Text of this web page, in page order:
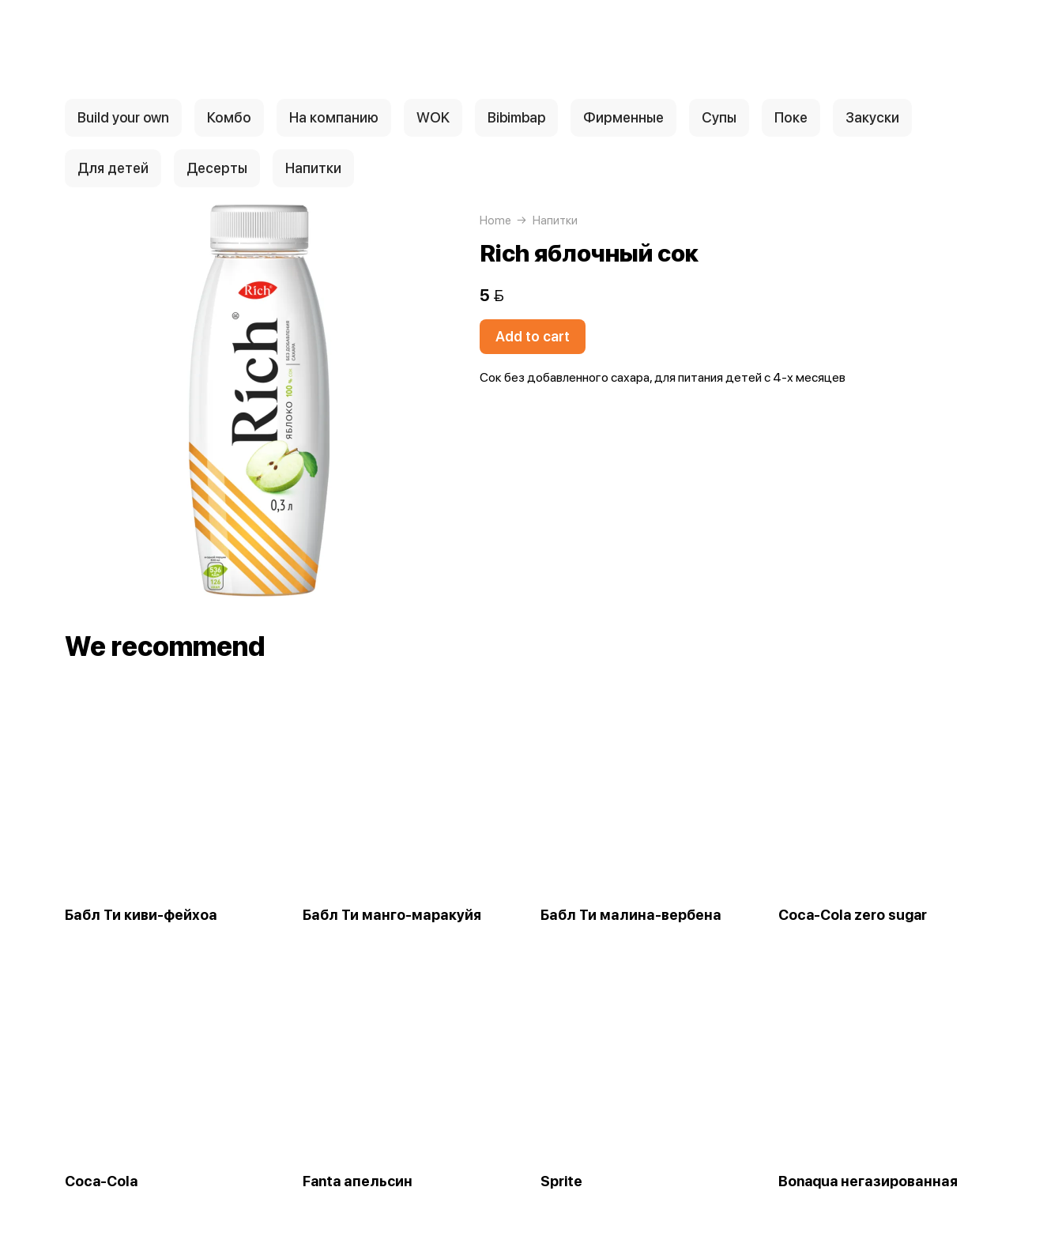
Build your own Комбо На компанию WOK Bibimbap Фирменные Супы Поке Закуски
Для детей Десерты Напитки
Home Напитки
Rich яблочный сок
5 
Add to cart
Сок без добавленного сахара, для питания детей с 4-х месяцев
We recommend
Бабл Ти киви-фейхоа Бабл Ти манго-маракуйя Бабл Ти малина-вербена Coca-Cola zero sugar
Coca-Cola Fanta апельсин Sprite Bonaqua негазированная